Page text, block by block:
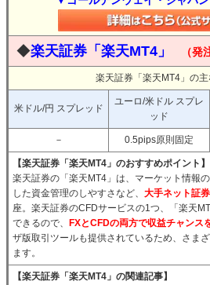
◆楽天証券「楽天MT4」 （発
楽天証券「楽天MT4」の主
米ドル/円 スプレッド
ユーロ/米ドル スプレ
ッド
－ 0.5pips原則固定
【楽天証券「楽天MT4」のおすすめポイント】
楽天証券の「楽天MT4」は、マーケット情報
した資金管理のしやすさなど、 大手ネット証
座。楽天証券のCFDサービスの1つ、「楽天
できるので、
FXとCFDの両方で収益チャンス
ザ版取引ツールも提供されているため、さま
ます。
【楽天証券「楽天MT4」の関連記事】